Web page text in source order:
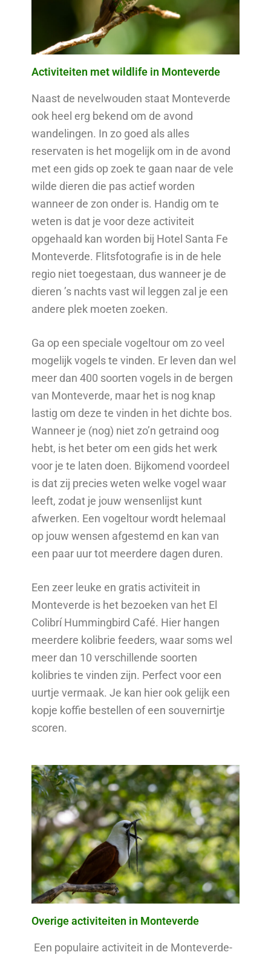
Activiteiten met wildlife in Monteverde
Naast de nevelwouden staat Monteverde
ook heel erg bekend om de avond
wandelingen. In zo goed als alles
reservaten is het mogelijk om in de avond
met een gids op zoek te gaan naar de vele
wilde dieren die pas actief worden
wanneer de zon onder is. Handig om te
weten is dat je voor deze activiteit
opgehaald kan worden bij Hotel Santa Fe
Monteverde. Flitsfotografie is in de hele
regio niet toegestaan, dus wanneer je de
dieren ’s nachts vast wil leggen zal je een
andere plek moeten zoeken.
Ga op een speciale vogeltour om zo veel
mogelijk vogels te vinden. Er leven dan wel
meer dan 400 soorten vogels in de bergen
van Monteverde, maar het is nog knap
lastig om deze te vinden in het dichte bos.
Wanneer je (nog) niet zo’n getraind oog
hebt, is het beter om een gids het werk
voor je te laten doen. Bijkomend voordeel
is dat zij precies weten welke vogel waar
leeft, zodat je jouw wensenlijst kunt
afwerken. Een vogeltour wordt helemaal
op jouw wensen afgestemd en kan van
een paar uur tot meerdere dagen duren.
Een zeer leuke en gratis activiteit in
Monteverde is het bezoeken van het El
Colibrí Hummingbird Café. Hier hangen
meerdere kolibrie feeders, waar soms wel
meer dan 10 verschillende soorten
kolibries te vinden zijn. Perfect voor een
uurtje vermaak. Je kan hier ook gelijk een
kopje koffie bestellen of een souvernirtje
scoren.
Overige activiteiten in Monteverde
Een populaire activiteit in de Monteverde-